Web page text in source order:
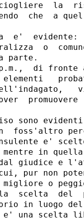
la
che  a
e'  evidente:
o
parte.
di fronte
elementi
sono
foss'altro
e'
in
giudice e
pur non
migliore o
la  scelta  del
in luogo del
una scelta